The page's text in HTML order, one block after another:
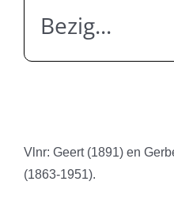
Bezig...
Vlnr: Geert (1891) en
(1863-1951).